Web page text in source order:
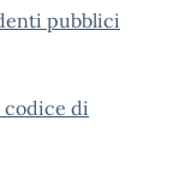
pubblici
codice di